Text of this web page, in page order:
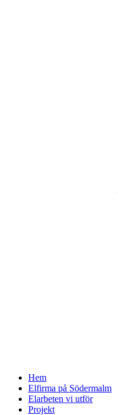
Hem
Elfirma på Södermalm
Elarbeten vi utför
Projekt